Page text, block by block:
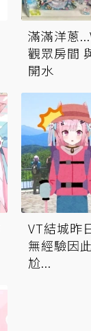
滿滿洋蔥
觀眾房間
開水
VT結城昨
無經驗因
尬...